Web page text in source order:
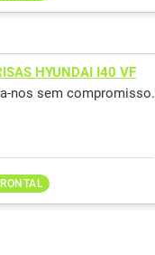
HYUNDAI I40 VF
nos sem compromisso.